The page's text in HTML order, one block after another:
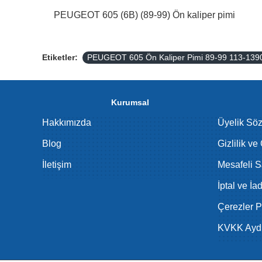
PEUGEOT 605 (6B) (89-99) Ön kaliper pimi
Etiketler: PEUGEOT 605 Ön Kaliper Pimi 89-99 113-
Kurumsal
Hakkımızda
Blog
İletişim
Üyelik
Gizlilik ve
Mesafeli
İptal ve
Çerezler
KVKK